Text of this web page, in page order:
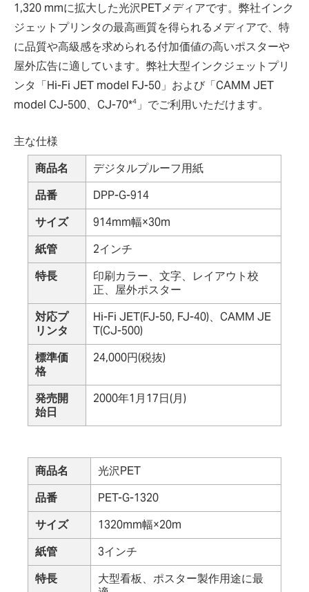
1,320 mmに拡大した光沢PETメディアです。弊社インク
ジェットプリンタの最高画質を得られるメディアで、特
に品質や高級感を求められる付加価値の高いポスターや
屋外広告に適しています。弊社大型インクジェットプリ
ンタ「Hi-Fi JET model FJ-50」および「CAMM JET
model CJ-500、CJ-70*4 」でご利用いただけます。
主な仕様
商品名
デジタルプルーフ用紙
品番
DPP-G-914
サイズ
914mm幅×30m
紙管
2インチ
特長
印刷カラー、文字、レイアウト校
正、屋外ポスター
対応プ
リンタ
Hi-Fi JET(FJ-50, FJ-40)、CAMM JE
T(CJ-500)
標準価
格
24,000円(税抜)
発売開
始日
2000年1月17日(月)
商品名
光沢PET
品番
PET-G-1320
サイズ
1320mm幅×20m
紙管
3インチ
特長
大型看板、ポスター製作用途に最